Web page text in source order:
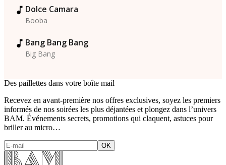
Dolce Camara
Booba
Bang Bang Bang
Big Bang
Des paillettes dans votre boîte mail
Recevez en avant-première nos offres exclusives, soyez les premiers
informés de nos soirées les plus déjantées et plongez dans l’univers
BAM. Événements secrets, promotions qui claquent, astuces pour
briller au micro…